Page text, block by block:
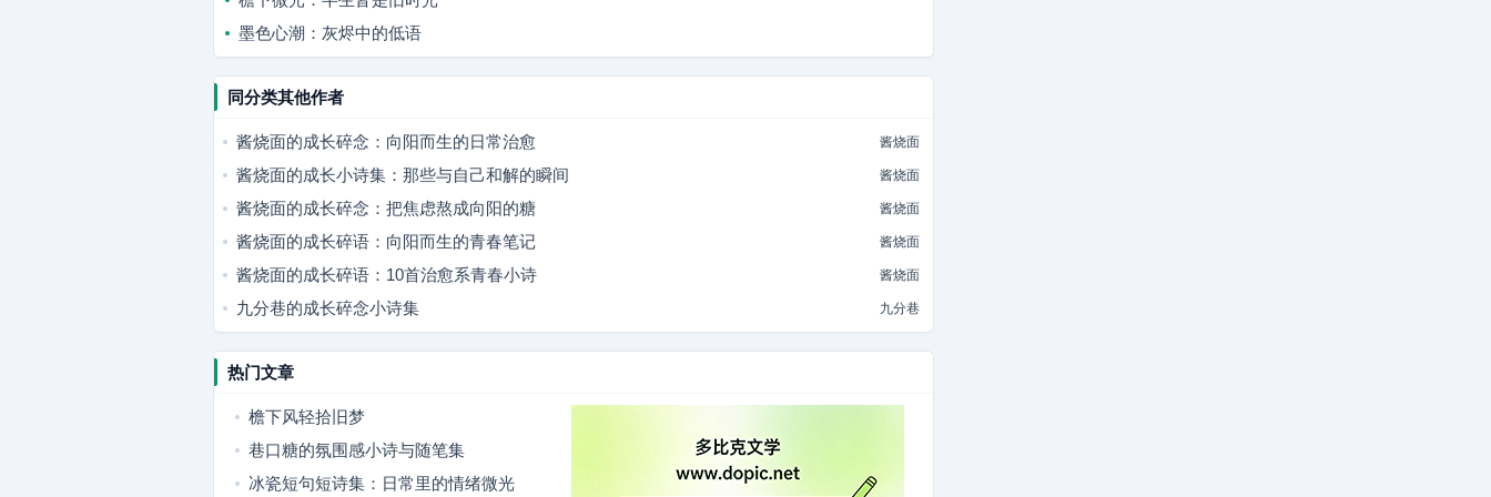
墨色心潮：灰烬中的低语
同分类其他作者
酱烧面的成长碎念：向阳而生的日常治愈 酱烧面
酱烧面的成长小诗集：那些与自己和解的瞬间 酱烧面
酱烧面的成长碎念：把焦虑熬成向阳的糖 酱烧面
酱烧面的成长碎语：向阳而生的青春笔记 酱烧面
酱烧面的成长碎语：10首治愈系青春小诗 酱烧面
九分巷的成长碎念小诗集 九分巷
热门文章
檐下风轻拾旧梦
巷口糖的氛围感小诗与随笔集
冰瓷短句短诗集：日常里的情绪微光